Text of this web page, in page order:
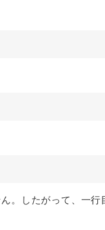
。したがって、一行